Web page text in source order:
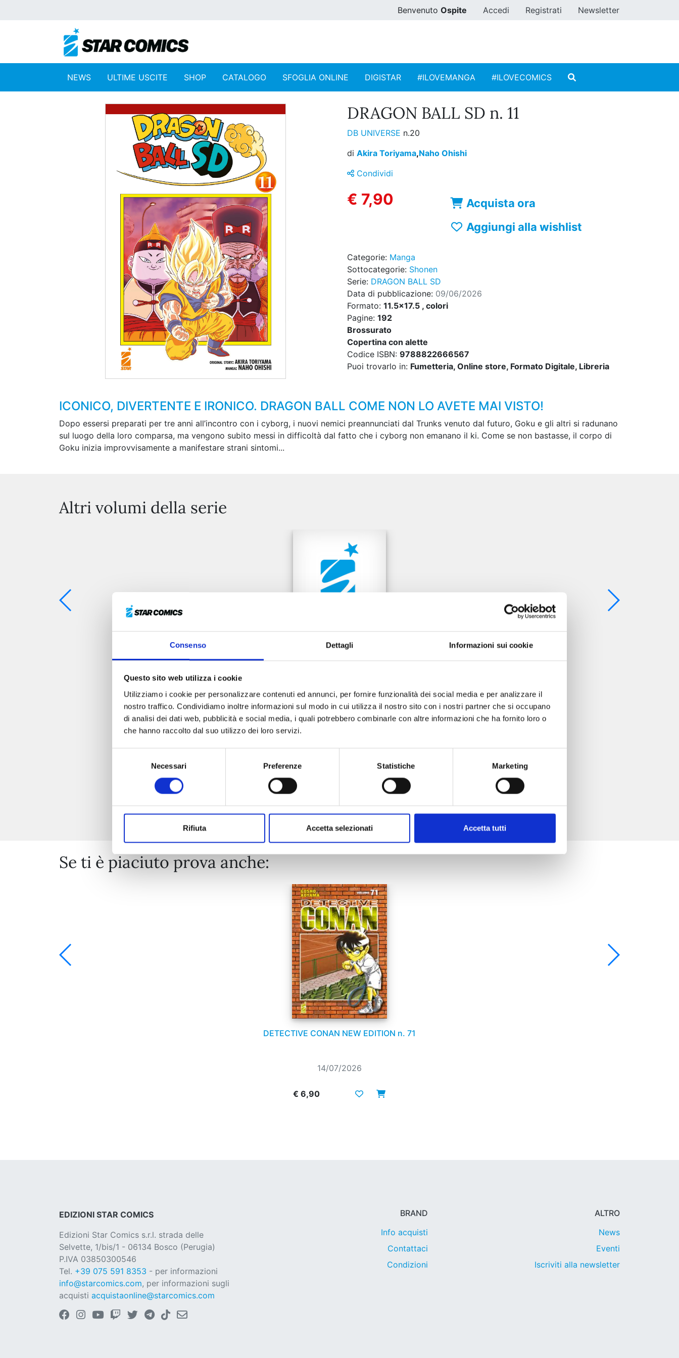
Consenso Dettagli Informazioni sui cookie
Questo sito web utilizza i cookie
Utilizziamo i cookie per personalizzare contenuti ed annunci, per fornire funzionalità dei social media e per analizzare il
nostro traffico. Condividiamo inoltre informazioni sul modo in cui utilizza il nostro sito con i nostri partner che si occupano
di analisi dei dati web, pubblicità e social media, i quali potrebbero combinarle con altre informazioni che ha fornito loro o
che hanno raccolto dal suo utilizzo dei loro servizi.
Necessari Preferenze Statistiche Marketing
Rifiuta Accetta selezionati Accetta tutti
Benvenuto Ospite Accedi Registrati Newsletter
NEWS ULTIME USCITE SHOP CATALOGO SFOGLIA ONLINE DIGISTAR #ILOVEMANGA #ILOVECOMICS
DRAGON BALL SD n. 11
DB UNIVERSE n.20
di Akira Toriyama,Naho Ohishi
Condividi
€ 7,90
Acquista ora
Aggiungi alla wishlist
Categorie: Manga
Sottocategorie: Shonen
Serie: DRAGON BALL SD
Data di pubblicazione: 09/06/2026
Formato: 11.5x17.5 , colori
Pagine: 192
Brossurato
Copertina con alette
Codice ISBN: 9788822666567
Puoi trovarlo in: Fumetteria, Online store, Formato Digitale, Libreria
ICONICO, DIVERTENTE E IRONICO. DRAGON BALL COME NON LO AVETE MAI VISTO!
Dopo essersi preparati per tre anni all’incontro con i cyborg, i nuovi nemici preannunciati dal Trunks venuto dal futuro, Goku e gli altri si radunano
sul luogo della loro comparsa, ma vengono subito messi in difficoltà dal fatto che i cyborg non emanano il ki. Come se non bastasse, il corpo di
Goku inizia improvvisamente a manifestare strani sintomi...
Altri volumi della serie
13/10/2026
Se ti è piaciuto prova anche:
DETECTIVE CONAN NEW EDITION n. 71
14/07/2026
€ 6,90
EDIZIONI STAR COMICS
Edizioni Star Comics s.r.l. strada delle
Selvette, 1/bis/1 - 06134 Bosco (Perugia)
P.IVA 03850300546
Tel. +39 075 591 8353 - per informazioni
info@starcomics.com, per informazioni sugli
acquisti acquistaonline@starcomics.com
BRAND
Info acquisti
Contattaci
Condizioni
ALTRO
News
Eventi
Iscriviti alla newsletter